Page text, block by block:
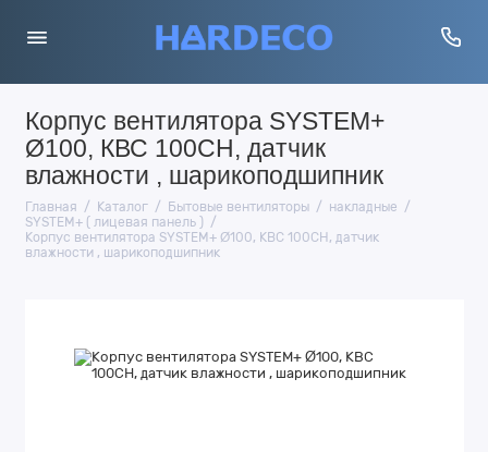
Корпус вентилятора SYSTEM+
Ø100, КВС 100СН, датчик
влажности , шарикоподшипник
Главная Каталог Бытовые вентиляторы
накладные
SYSTEM+ ( лицевая панель )
Корпус вентилятора SYSTEM+ Ø100, КВС 100СН, датчик
влажности , шарикоподшипник